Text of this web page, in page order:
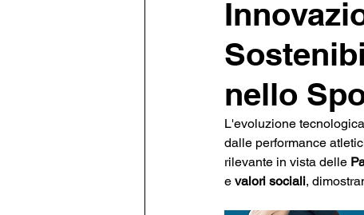
nello
L'evoluzione
dalle performance
rilevante in vista delle
e valori sociali,